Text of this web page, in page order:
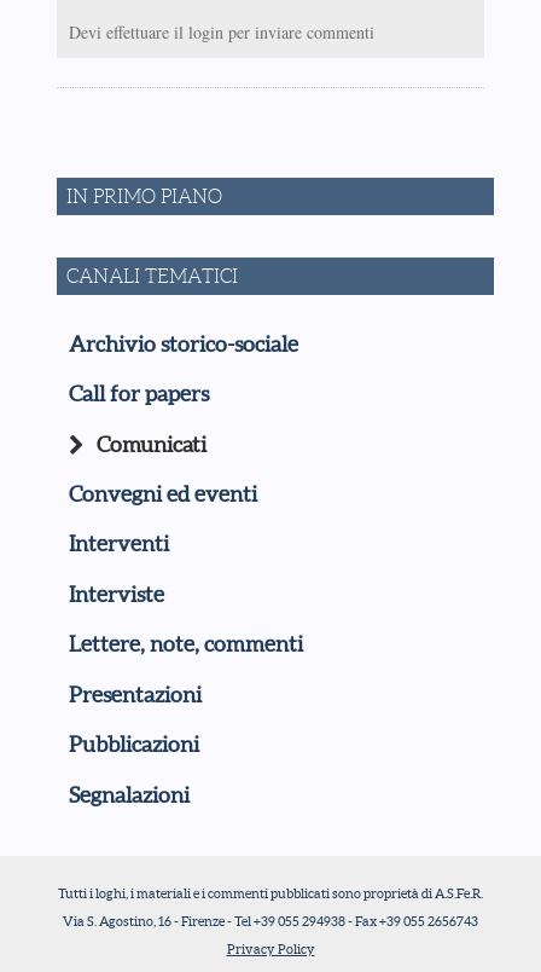
Devi effettuare il login per inviare commenti
IN PRIMO PIANO
CANALI TEMATICI
Archivio storico-sociale
Call for papers
Comunicati
Convegni ed eventi
Interventi
Interviste
Lettere, note, commenti
Presentazioni
Pubblicazioni
Segnalazioni
Tutti i loghi, i materiali e i commenti pubblicati sono proprietà di A.S.Fe.R.
Via S. Agostino, 16 - Firenze - Tel +39 055 294938 - Fax +39 055 2656743
Privacy Policy